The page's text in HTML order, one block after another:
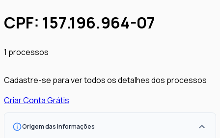
CPF: 157.196.964-07
1 processos
Cadastre-se para ver todos os detalhes dos processos
Criar Conta Grátis
Origem das informações